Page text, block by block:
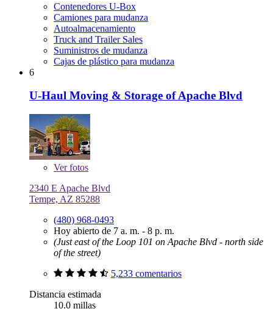
Contenedores U-Box
Camiones para mudanza
Autoalmacenamiento
Truck and Trailer Sales
Suministros de mudanza
Cajas de plástico para mudanza
6
U-Haul Moving & Storage of Apache Blvd
Verfotos
2340 E Apache Blvd
Tempe, AZ 85288
(480) 968-0493
Hoy abierto de 7 a. m. - 8 p. m.
(Just east of the Loop 101 on Apache Blvd - north side
of the street)
5,233 comentarios
Distancia estimada
10.0 millas